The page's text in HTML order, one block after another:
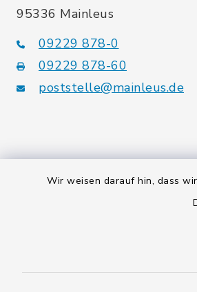
Wir weisen darauf hin, dass
95336 Mainleus
09229 878-0
09229 878-60
poststelle@mainleus.de